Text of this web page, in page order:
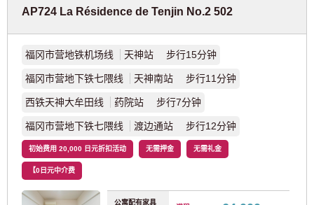
AP724 La Résidence de Tenjin No.2 502
福冈市营地铁机场线 天神站 步行15分钟
福冈市营地下铁七隈线 天神南站 步行11分钟
西铁天神大牟田线 药院站 步行7分钟
福冈市营地下铁七隈线 渡边通站 步行12分钟
初始费用 20,000 日元折扣活动 无需押金 无需礼金
【0日元中介费
公寓配有家具
JR樱岛线 (1)
阪和线（天王寺～和歌山） (14)
JR京都线 (14)
大阪东线 (21)
阪神电铁
17
18 19 20 21
仅供预定入住者与居民使用